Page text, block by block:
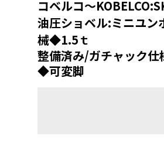
コベルコ～
油圧ショベル:ミニユ
械◆1.5ｔ
整備済み/ガチャック
◆可変脚